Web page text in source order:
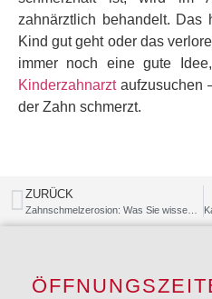
zahnärztlich behandelt.
Kind gut geht oder das
immer noch eine gute
Kinderzahnarztaufzusuchen
der Zahn schmerzt.
ZURÜCK